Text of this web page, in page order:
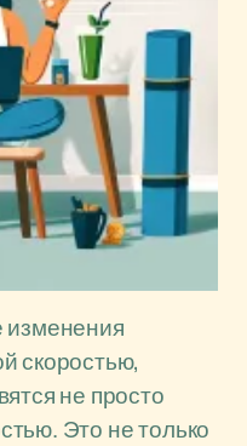
изменения
скоростью,
не просто
Это не только